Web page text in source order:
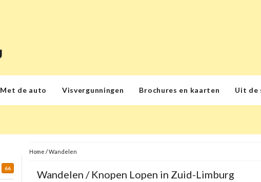
Met de auto Visvergunningen Brochures en kaarten Uit de
66
Home /Wandelen
Wandelen / Knopen Lopen in Zuid-Limburg